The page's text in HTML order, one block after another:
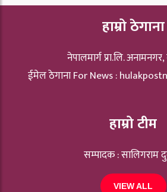
हाम्रो ठेगाना
नेपालमार्ग प्रा.लि.
ईमेल ठेगाना For News :
हाम्रो टीम
सम्पादक : सालिगराम
VIEW ALL